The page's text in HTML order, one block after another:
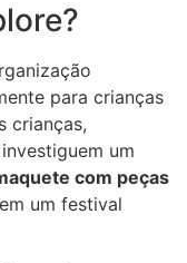
para crianças
crianças,
um
com peças
um festival